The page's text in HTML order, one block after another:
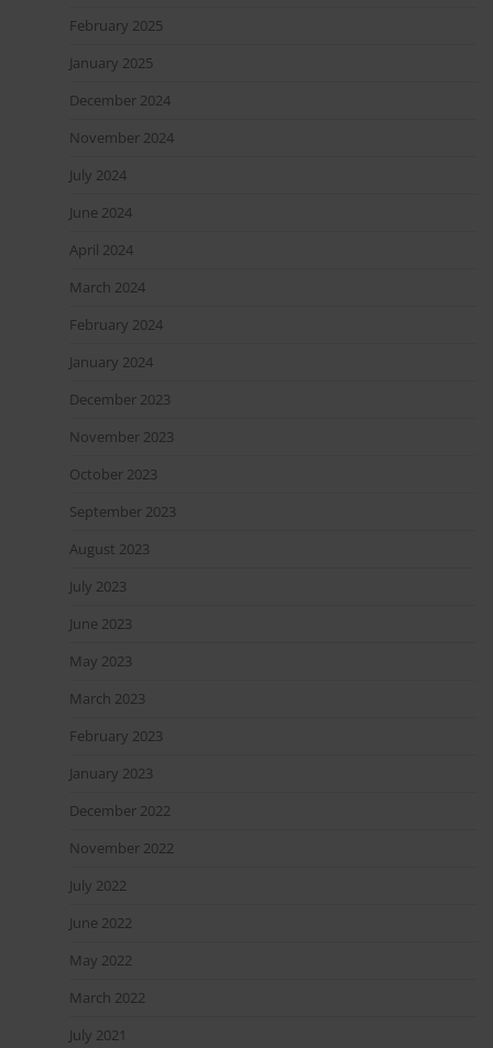
February 2025
January 2025
December 2024
November 2024
July 2024
June 2024
April 2024
March 2024
February 2024
January 2024
December 2023
November 2023
October 2023
September 2023
August 2023
July 2023
June 2023
May 2023
March 2023
February 2023
January 2023
December 2022
November 2022
July 2022
June 2022
May 2022
March 2022
July 2021